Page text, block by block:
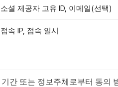
소셜 제공자 고유 ID, 이메일(선택)
접속 IP, 접속 일시
간 또는 정보주체로부터 동의